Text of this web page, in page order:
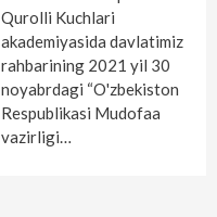
Qurolli Kuchlari
akademiyasida davlatimiz
rahbarining 2021 yil 30
noyabrdagi “O'zbekiston
Respublikasi Mudofaa
vazirligi…